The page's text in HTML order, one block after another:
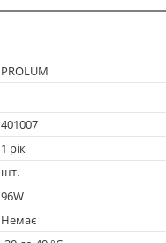
PROLUM
401007
1 рік
шт.
96W
Немає